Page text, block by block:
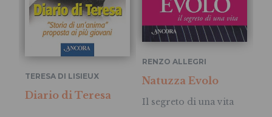
TERESA DI LISIEUX
Diario di Teresa
RENZO ALLEGRI
Natuzza Evolo
Il segreto di una vita